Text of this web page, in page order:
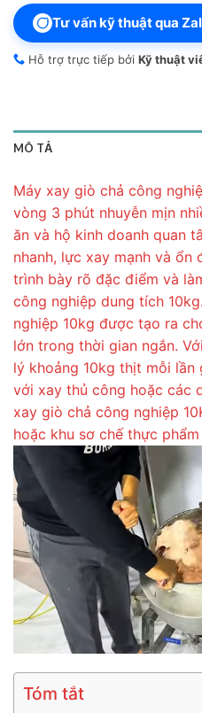
Tư vấn kỹ thuật qua
Hỗ trợ trực tiếp bởi Kỹ thuật
MÔ TẢ
Máy xay giò chả công
vòng 3 phút nhuyễn mịn
ăn và hộ kinh doanh quan
nhanh, lực xay mạnh và
trình bày rõ đặc điểm và
công nghiệp dung tích
nghiệp 10kg được tạo ra
lớn trong thời gian ngắn.
lý khoảng 10kg thịt mỗi
với xay thủ công hoặc các
xay giò chả công nghiệp
hoặc khu sơ chế thực
Tóm tắt